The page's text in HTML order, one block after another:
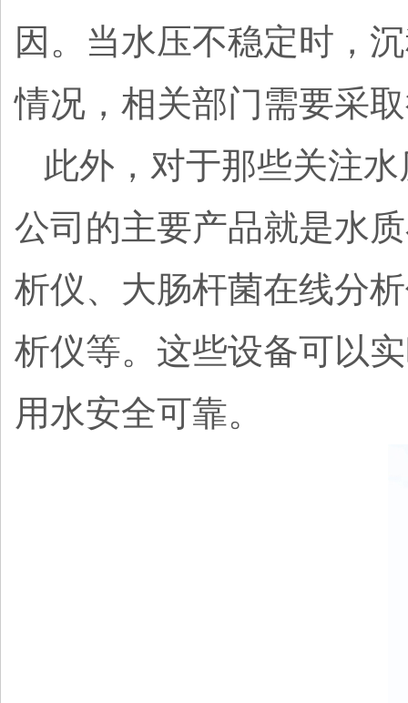
因。当水压不稳定时，
情况，相关部门需要采
此外，对于那些关注
公司的主要产品就是水
析仪、大肠杆菌在线分
析仪等。这些设备可以
用水安全可靠。